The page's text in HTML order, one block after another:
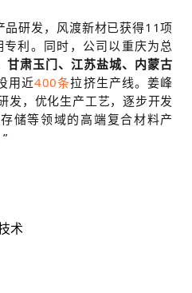
研发，风渡新材已获得11项
利。同时，公司以重庆为总
甘肃玉门、江苏盐城、内蒙古
用近400条拉挤生产线。姜峰
发，优化生产工艺，逐步开发
储等领域的高端复合材料产
术